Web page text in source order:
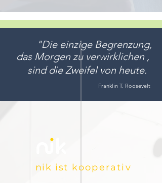
"Die einzige Begrenzung,
das Morgen zu verwirklichen ,
sinddie Zweifel von heute.
Franklin T. Roosevelt
nik ist kooperativ